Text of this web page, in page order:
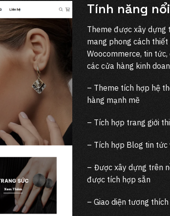
Tính năng
Theme được xây dựng
mang phong cách
Woocommerce, tin
các cửa hàng kinh
– Theme tích hợp hệ
hàng mạnh mẽ
– Tích hợp trang giới
– Tích hợp Blog tin tức
– Được xây dựng trên
được tích hợp sẵn
– Giao diện tương